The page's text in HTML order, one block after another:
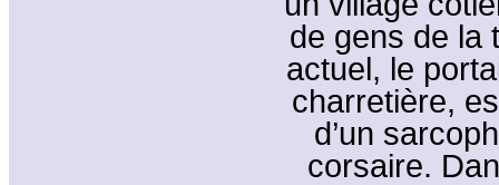
de gens de la
actuel, le
charretière,
d’un
corsaire.